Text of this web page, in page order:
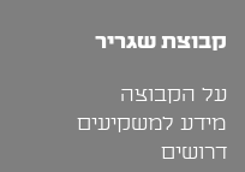
קבוצת שגריר
על הקבוצה
מידע למשקיעים
דרושים